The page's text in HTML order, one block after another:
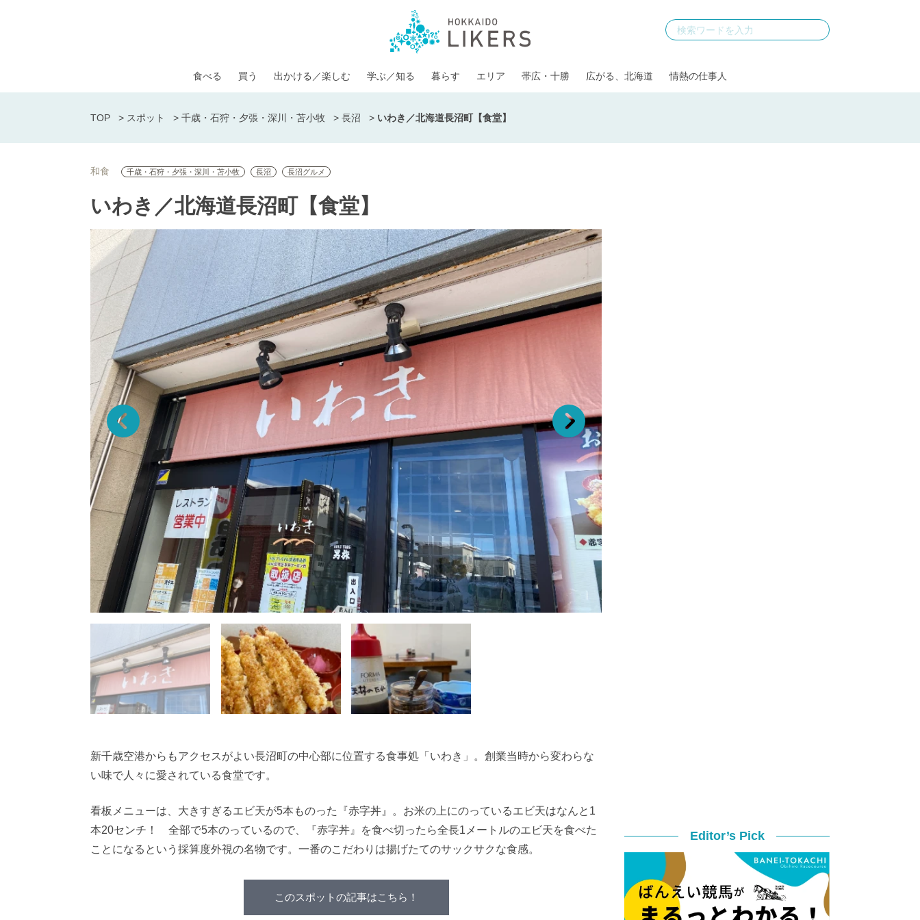
食べる 買う 出かける／楽しむ 学ぶ／知る 暮らす エリア 帯広・十勝 広がる、北海道 情熱の仕事人
TOP > スポット > 千歳・石狩・夕張・深川・苫小牧 > 長沼 > いわき／北海道長沼町【食堂】
和食 千歳・石狩・夕張・深川・苫小牧 長沼 長沼グルメ
いわき／北海道長沼町【食堂】
新千歳空港からもアクセスがよい長沼町の中心部に位置する食事処「いわき」。創業当時から変わらな
い味で人々に愛されている食堂です。
看板メニューは、大きすぎるエビ天が5本ものった『赤字丼』。お米の上にのっているエビ天はなんと1
本20センチ！ 全部で5本のっているので、『赤字丼』を食べ切ったら全長1メートルのエビ天を食べた
ことになるという採算度外視の名物です。一番のこだわりは揚げたてのサックサクな食感。
このスポットの記事はこちら！
Editor’s Pick